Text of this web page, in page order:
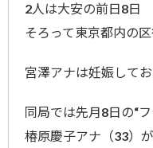
2人は大安の前日8日
そろって東京都内の
宮澤アナは妊娠して
同局では先月8日の“
椿原慶子アナ（33）